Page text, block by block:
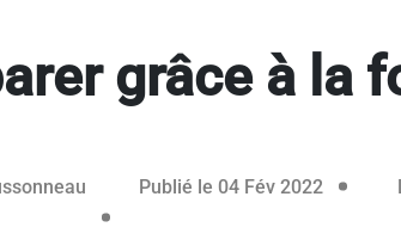
grâce à la
Publié le 04 Fév 2022 03